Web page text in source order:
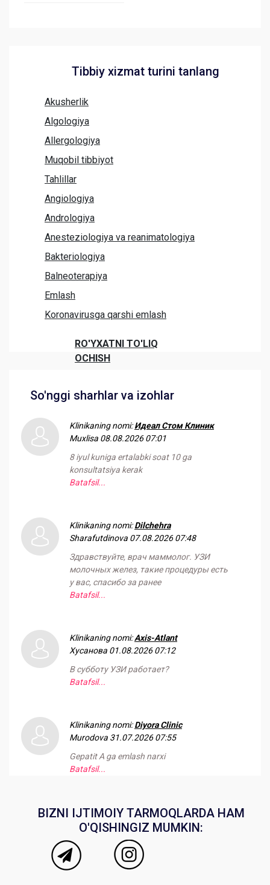
Tibbiy xizmat turini tanlang
Akusherlik
Algologiya
Allergologiya
Muqobil tibbiyot
Tahlillar
Angiologiya
Andrologiya
Anesteziologiya va reanimatologiya
Bakteriologiya
Balneoterapiya
Emlash
Koronavirusga qarshi emlash
RO'YXATNI TO'LIQ
OCHISH
So'nggi sharhlar va izohlar
Klinikaning nomi:Идеал Стом Клиник
Muxlisa 08.08.2026 07:01
8 iyul kuniga ertalabki soat 10 ga
konsultatsiya kerak
Batafsil...
Klinikaning nomi:Dilchehra
Sharafutdinova 07.08.2026 07:48
Здравствуйте, врач маммолог. УЗИ
молочных желез, такие процедуры есть
у вас, спасибо за ранее
Batafsil...
Klinikaning nomi:Axis-Atlant
Хусанова 01.08.2026 07:12
В субботу УЗИ работает?
Batafsil...
Klinikaning nomi:Diyora Clinic
Murodova 31.07.2026 07:55
Gepatit A ga emlash narxi
Batafsil...
BIZNI IJTIMOIY TARMOQLARDA HAM
O'QISHINGIZ MUMKIN: